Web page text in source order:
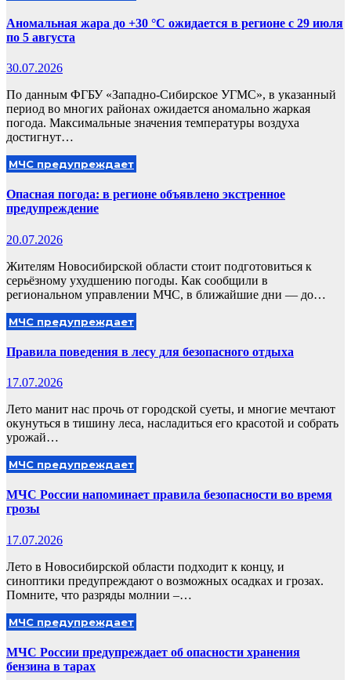
Аномальная жара до +30 °С ожидается в регионе с 29 июля
по 5 августа
30.07.2026
По данным ФГБУ «Западно-Сибирское УГМС», в указанный
период во многих районах ожидается аномально жаркая
погода. Максимальные значения температуры воздуха
достигнут…
МЧС предупреждает
Опасная погода: в регионе объявлено экстренное
предупреждение
20.07.2026
Жителям Новосибирской области стоит подготовиться к
серьёзному ухудшению погоды. Как сообщили в
региональном управлении МЧС, в ближайшие дни — до…
МЧС предупреждает
Правила поведения в лесу для безопасного отдыха
17.07.2026
Лето манит нас прочь от городской суеты, и многие мечтают
окунуться в тишину леса, насладиться его красотой и собрать
урожай…
МЧС предупреждает
МЧС России напоминает правила безопасности во время
грозы
17.07.2026
Лето в Новосибирской области подходит к концу, и
синоптики предупреждают о возможных осадках и грозах.
Помните, что разряды молнии –…
МЧС предупреждает
МЧС России предупреждает об опасности хранения
бензина в тарах